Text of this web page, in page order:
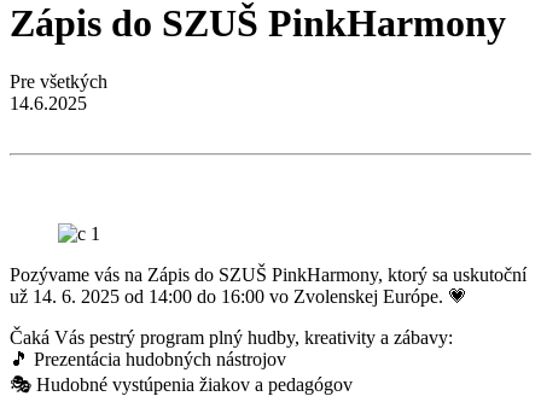
Zápis do SZUŠ PinkHarmony
Pre všetkých
14.6.2025
Pozývame vás na Zápis do SZUŠ PinkHarmony, ktorý sa uskutoční
už 14. 6. 2025 od 14:00 do 16:00 vo Zvolenskej Európe. 💗
Čaká Vás pestrý program plný hudby, kreativity a zábavy:
🎵 Prezentácia hudobných nástrojov
🎭 Hudobné vystúpenia žiakov a pedagógov